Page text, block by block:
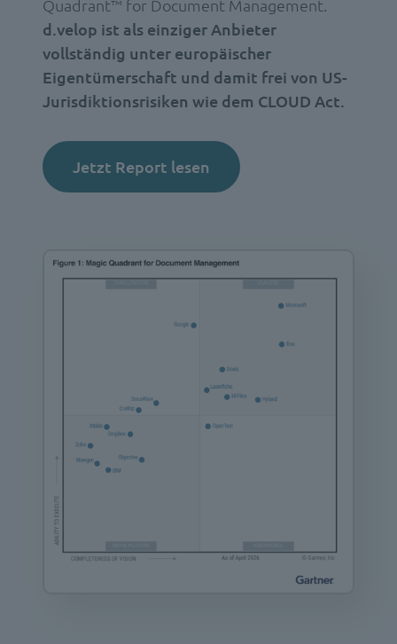
Quadrant™ for Document Management.
d.velop ist als einziger Anbieter
vollständig unter europäischer
Eigentümerschaft und damit frei von US-
Jurisdiktionsrisiken wie dem CLOUD Act.
Jetzt Report lesen